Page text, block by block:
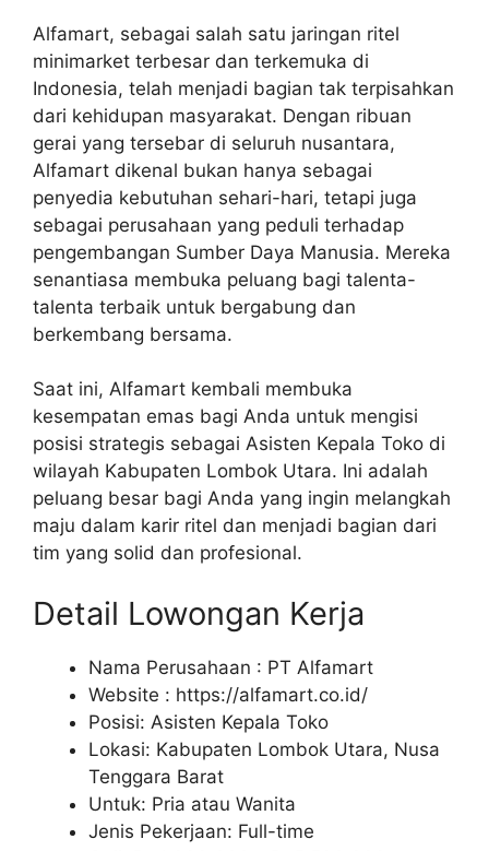
Alfamart, sebagai salah satu jaringan ritel
minimarket terbesar dan terkemuka di
Indonesia, telah menjadi bagian tak terpisahkan
dari kehidupan masyarakat. Dengan ribuan
gerai yang tersebar di seluruh nusantara,
Alfamart dikenal bukan hanya sebagai
penyedia kebutuhan sehari-hari, tetapi juga
sebagai perusahaan yang peduli terhadap
pengembangan Sumber Daya Manusia. Mereka
senantiasa membuka peluang bagi talenta-
talenta terbaik untuk bergabung dan
berkembang bersama.
Saat ini, Alfamart kembali membuka
kesempatan emas bagi Anda untuk mengisi
posisi strategis sebagai Asisten Kepala Toko di
wilayah Kabupaten Lombok Utara. Ini adalah
peluang besar bagi Anda yang ingin melangkah
maju dalam karir ritel dan menjadi bagian dari
tim yang solid dan profesional.
Detail Lowongan Kerja
Nama Perusahaan : PT Alfamart
Website : https://alfamart.co.id/
Posisi: Asisten Kepala Toko
Lokasi: Kabupaten Lombok Utara, Nusa
Tenggara Barat
Untuk: Pria atau Wanita
Jenis Pekerjaan: Full-time